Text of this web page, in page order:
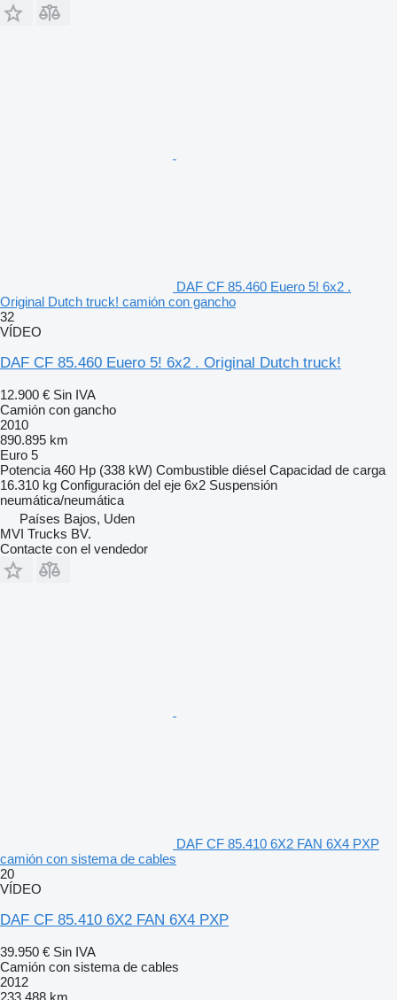
DAF CF 85.460 Euero 5! 6x2 .
Original Dutch truck! camión con gancho
32
VÍDEO
DAF CF 85.460 Euero 5! 6x2 . Original Dutch truck!
12.900 € Sin IVA
Camión con gancho
2010
890.895 km
Euro 5
Potencia 460 Hp (338 kW) Combustible diésel Capacidad de carga
16.310 kg Configuración del eje 6x2 Suspensión
neumática/neumática
Países Bajos, Uden
MVI Trucks BV.
Contacte con el vendedor
DAF CF 85.410 6X2 FAN 6X4 PXP
camión con sistema de cables
20
VÍDEO
DAF CF 85.410 6X2 FAN 6X4 PXP
39.950 € Sin IVA
Camión con sistema de cables
2012
233.488 km